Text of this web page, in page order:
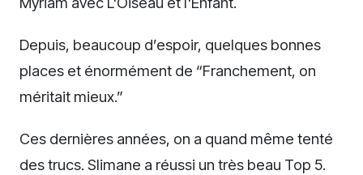
Depuis, beaucoup d’espoir, quelques bonnes
places et énormément de “Franchement, on
méritait mieux.”
Ces dernières années, on a quand même tenté
des trucs. Slimane a réussi un très beau Top 5.